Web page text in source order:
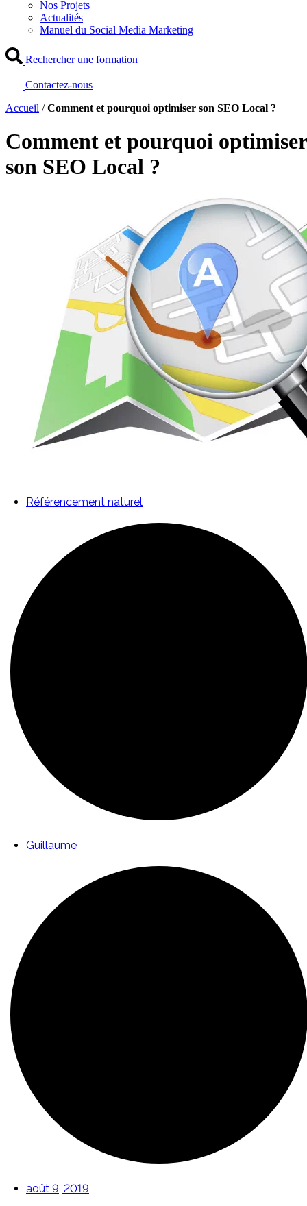
Nos Projets
Actualités
Manuel du Social Media Marketing
Rechercher une formation
Contactez-nous
Accueil /Comment et pourquoi optimiser son SEO Local ?
Comment et pourquoi optimiser
son SEO Local ?
Référencement naturel
Guillaume
août 9, 2019